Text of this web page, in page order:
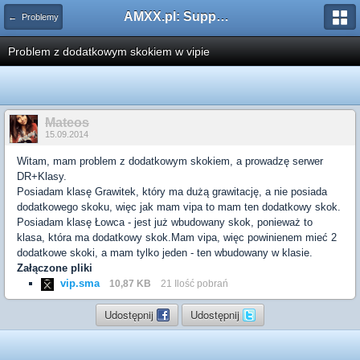
← Problemy AMXX.pl: Support AMX Mod X i SourceMod
Problem z dodatkowym skokiem w vipie
Mateos
15.09.2014
Witam, mam problem z dodatkowym skokiem, a prowadzę serwer
DR+Klasy.
Posiadam klasę Grawitek, który ma dużą grawitację, a nie posiada
dodatkowego skoku, więc jak mam vipa to mam ten dodatkowy skok.
Posiadam klasę Łowca - jest już wbudowany skok, ponieważ to
klasa, która ma dodatkowy skok.Mam vipa, więc powinienem mieć 2
dodatkowe skoki, a mam tylko jeden - ten wbudowany w klasie.
Załączone pliki
vip.sma
10,87 KB 21 Ilość pobrań
Udostępnij Udostępnij